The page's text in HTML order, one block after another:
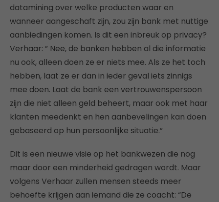
datamining over welke producten waar en
wanneer aangeschaft zijn, zou zijn bank met nuttige
aanbiedingen komen. Is dit een inbreuk op privacy?
Verhaar: ” Nee, de banken hebben al die informatie
nu ook, alleen doen ze er niets mee. Als ze het toch
hebben, laat ze er dan in ieder geval iets zinnigs
mee doen. Laat de bank een vertrouwenspersoon
zijn die niet alleen geld beheert, maar ook met haar
klanten meedenkt en hen aanbevelingen kan doen
gebaseerd op hun persoonlijke situatie.”
Dit is een nieuwe visie op het bankwezen die nog
maar door een minderheid gedragen wordt. Maar
volgens Verhaar zullen mensen steeds meer
behoefte krijgen aan iemand die ze coacht: “De